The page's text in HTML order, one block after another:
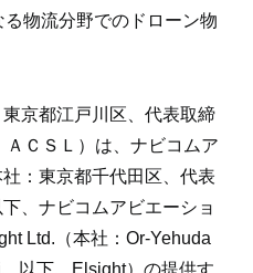
物流分野でのドローン物
京都江戸川区、代表取締
ＣＳＬ）は、ナビコムア
：東京都千代田区、代表
、ナビコムアビエーショ
Ltd.（本社：Or-Yehuda
以下、Elsight）の提供す